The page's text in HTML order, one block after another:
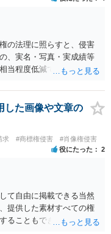
の法理に照らすと、侵害
、実名・写真・実成績等
当程度低減できる設計に
合に「専ら顧客吸引力の
ため、一定の注意が必要
一定の影響を与える可能
。 パブリシティ権侵害の
とするか」という点で判
目的」を強く示す要素で
ありません。完全無償・
しての側面が強く評価さ
る場合は「商業利用」と
があります。 公開前に変
でアドバイスするにも限
弁護士に相談されること
した画像や文章の
求 #商標権侵害 #肖像権侵害
役にたった 2
て自由に掲載できる当然
提供した素材すべての権
ることもできません。 ご